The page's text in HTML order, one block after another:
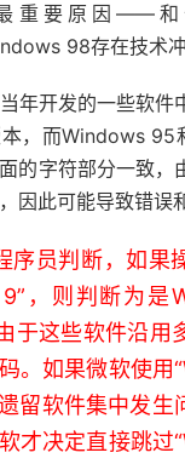
最重要原因——
98存在技术冲
年开发的一些软件
，而Windows
的字符部分一致，
因此可能导致错误
序员判断，如果
，则判断为是
于这些软件沿用
。如果微软使用
留软件集中发生
才决定直接跳过